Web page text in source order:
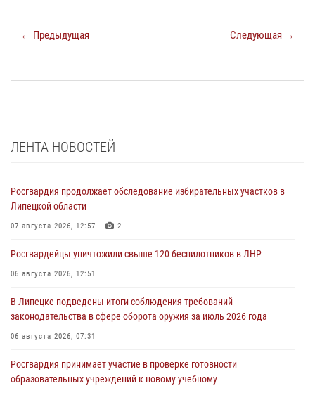
← Предыдущая Следующая →
ЛЕНТА НОВОСТЕЙ
Росгвардия продолжает обследование избирательных участков в
Липецкой области
07 августа 2026, 12:57 2
Росгвардейцы уничтожили свыше 120 беспилотников в ЛНР
06 августа 2026, 12:51
В Липецке подведены итоги соблюдения требований
законодательства в сфере оборота оружия за июль 2026 года
06 августа 2026, 07:31
Росгвардия принимает участие в проверке готовности
образовательных учреждений к новому учебному